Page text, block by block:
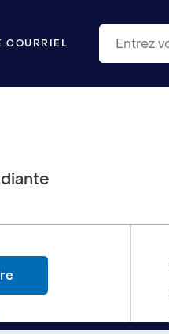
COURRIEL